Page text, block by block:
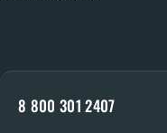
8 800 301 2407